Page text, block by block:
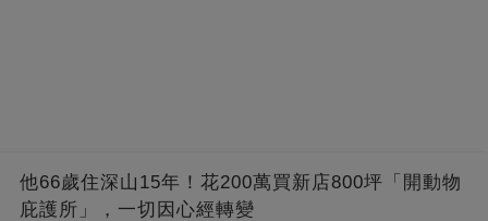
他66歲住深山15年！花200萬買新店800坪「開動物
庇護所」，一切因心經轉變